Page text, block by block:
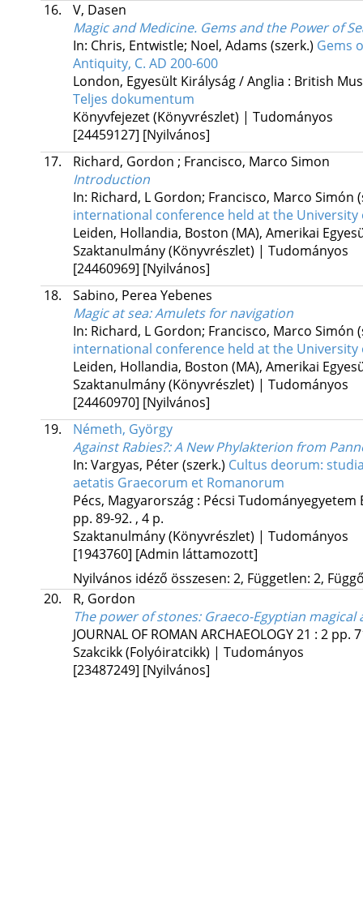
16.
V, Dasen
Magic and Medicine. Gems and the Power of
In: Chris, Entwistle; Noel, Adams (szerk.) Gems
Antiquity, C. AD 200-600
London, Egyesült Királyság / Anglia : British
Teljes dokumentum
Könyvfejezet (Könyvrészlet) | Tudományos
[24459127] [Nyilvános]
17.
Richard, Gordon ; Francisco, Marco Simon
Introduction
In: Richard, L Gordon; Francisco, Marco Simón
international conference held at the University
Leiden, Hollandia, Boston (MA), Amerikai
Szaktanulmány (Könyvrészlet) | Tudományos
[24460969] [Nyilvános]
18.
Sabino, Perea Yebenes
Magic at sea: Amulets for navigation
In: Richard, L Gordon; Francisco, Marco Simón
international conference held at the University
Leiden, Hollandia, Boston (MA), Amerikai
Szaktanulmány (Könyvrészlet) | Tudományos
[24460970] [Nyilvános]
19.
Németh, György
Against Rabies?: A New Phylakterion from
In: Vargyas, Péter (szerk.) Cultus deorum:
aetatis Graecorum et Romanorum
Pécs, Magyarország : Pécsi
pp. 89-92. , 4 p.
Szaktanulmány (Könyvrészlet) | Tudományos
[1943760] [Admin láttamozott]
Nyilvános idéző összesen: 2, Független: 2,
20.
R, Gordon
The power of stones: Graeco-Egyptian magical
JOURNAL OF ROMAN ARCHAEOLOGY21 : 2 pp.
Szakcikk (Folyóiratcikk) | Tudományos
[23487249] [Nyilvános]